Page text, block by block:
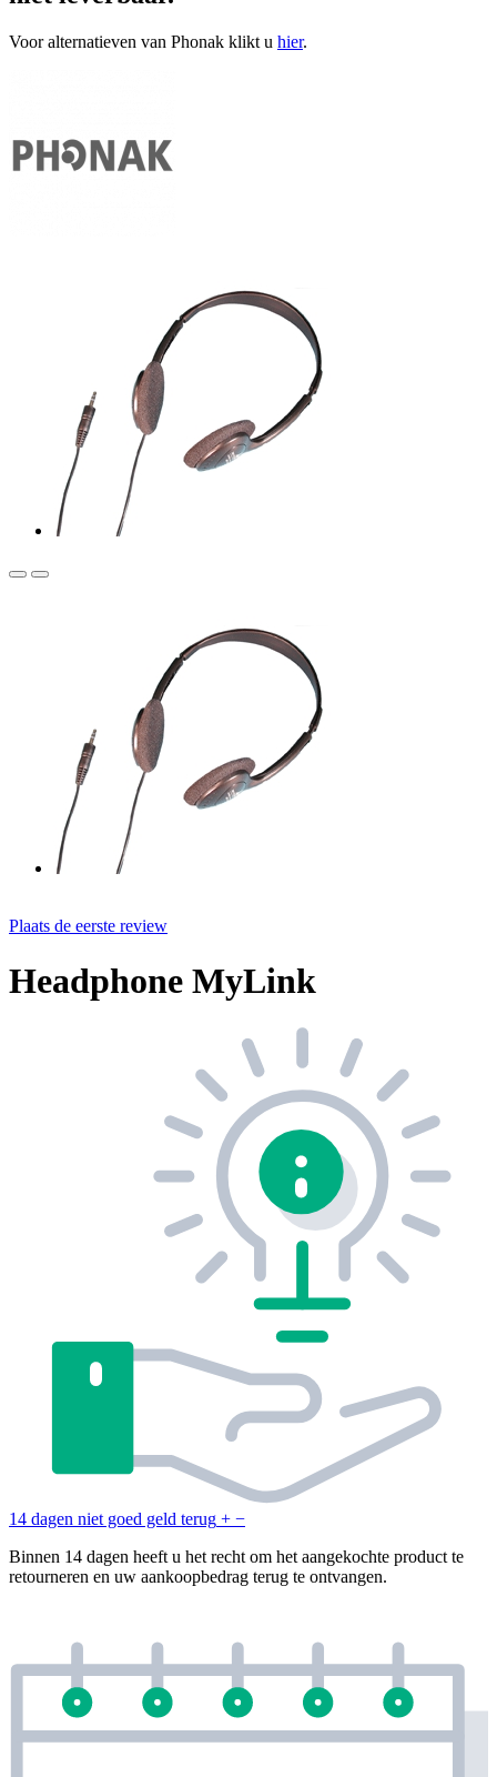
Voor alternatieven van Phonak klikt u hier.
Plaats de eerste review
Headphone MyLink
14 dagen niet goed geld terug + −
Binnen 14 dagen heeft u het recht om het aangekochte product te
retourneren en uw aankoopbedrag terug te ontvangen.